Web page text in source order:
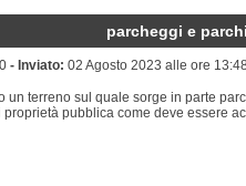
parcheggi e
0 - Inviato: 02 Agosto 2023 alle ore
un terreno sul quale sorge in parte
pubblica come deve essere